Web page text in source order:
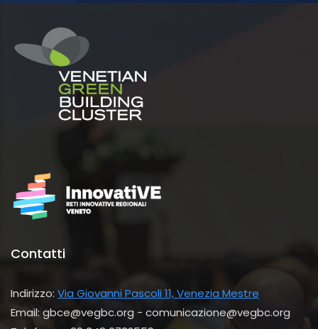
Contatti
Indirizzo: Via Giovanni Pascoli 11, Venezia Mestre
Email: gbce@vegbc.org - comunicazione@vegbc.org